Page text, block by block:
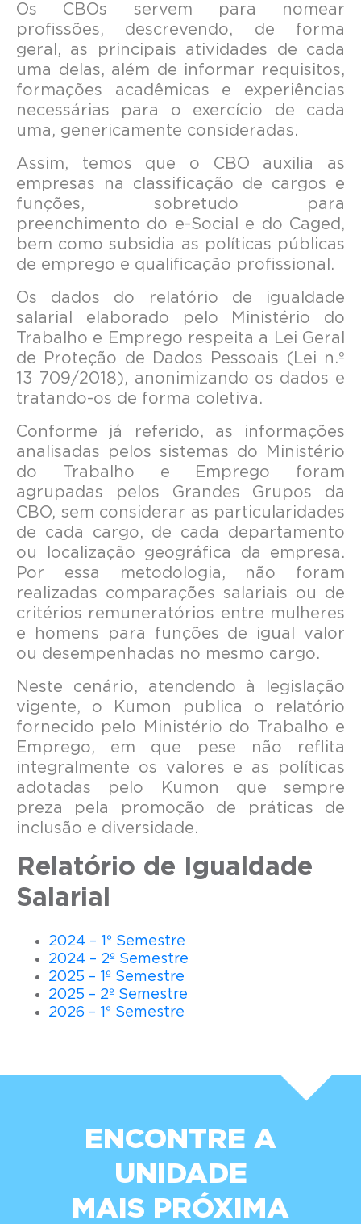
Os CBOs servem para nomear
profissões, descrevendo, de forma
geral, as principais atividades de cada
uma delas, além de informar requisitos,
formações acadêmicas e experiências
necessárias para o exercício de cada
uma, genericamente consideradas.
Assim, temos que o CBO auxilia as
empresas na classificação de cargos e
funções, sobretudo para
preenchimento do e-Social e do Caged,
bem como subsidia as políticas públicas
de emprego e qualificação profissional.
Os dados do relatório de igualdade
salarial elaborado pelo Ministério do
Trabalho e Emprego respeita a Lei Geral
de Proteção de Dados Pessoais (Lei n.º
13 709/2018), anonimizando os dados e
tratando-os de forma coletiva.
Conforme já referido, as informações
analisadas pelos sistemas do Ministério
do Trabalho e Emprego foram
agrupadas pelos Grandes Grupos da
CBO, sem considerar as particularidades
de cada cargo, de cada departamento
ou localização geográfica da empresa.
Por essa metodologia, não foram
realizadas comparações salariais ou de
critérios remuneratórios entre mulheres
e homens para funções de igual valor
ou desempenhadas no mesmo cargo.
Neste cenário, atendendo à legislação
vigente, o Kumon publica o relatório
fornecido pelo Ministério do Trabalho e
Emprego, em que pese não reflita
integralmente os valores e as políticas
adotadas pelo Kumon que sempre
preza pela promoção de práticas de
inclusão e diversidade.
Relatório de Igualdade
Salarial
2024 – 1º Semestre
2024 – 2º Semestre
2025 – 1º Semestre
2025 – 2º Semestre
2026 – 1º Semestre
ENCONTRE A
UNIDADE
MAIS PRÓXIMA